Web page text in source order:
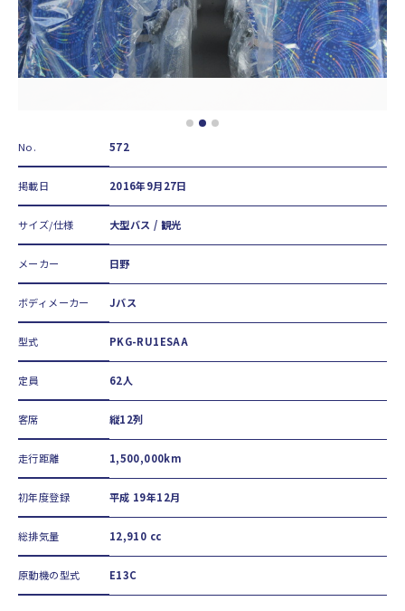
No. 572
掲載日 2016年9月27日
サイズ/仕様 大型バス / 観光
メーカー 日野
ボディメーカー Jバス
型式 PKG-RU1ESAA
定員 62人
客席 縦12列
走行距離 1,500,000km
初年度登録 平成 19年12月
総排気量 12,910 cc
原動機の型式 E13C